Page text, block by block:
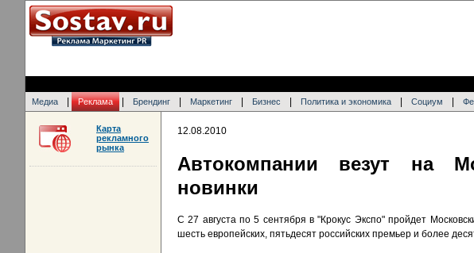
Медиа Реклама Брендинг Маркетинг Бизнес Политика и экономика Социум
12.08.2010
Автокомпании везут на
новинки
С 27 августа по 5 сентября в "Крокус Экспо" пройдет
шесть европейских, пятьдесят российских премьер и более
Карта
рекламного
рынка